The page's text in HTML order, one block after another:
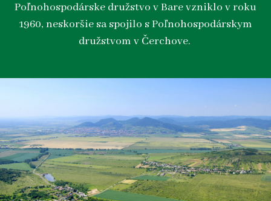
Poľnohospodárske družstvo v Bare vzniklo v roku
1960, neskoršie sa spojilo s Poľnohospodárskym
družstvom v Čerchove.